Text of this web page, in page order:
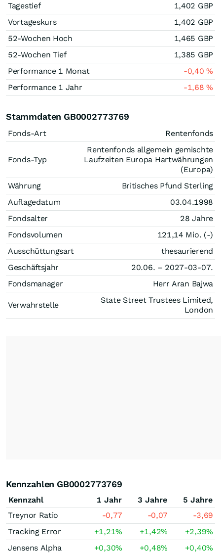
Tagestief 1,402 GBP
Vortageskurs
1,402 GBP
52-Wochen Hoch
1,465 GBP
52-Wochen Tief
1,385 GBP
Performance 1 Monat
-0,40%
Performance 1 Jahr
-1,68%
Stammdaten GB0002773769
Fonds-Art Rentenfonds
Fonds-Typ
Rentenfonds allgemein gemischte
Laufzeiten Europa Hartwährungen
(Europa)
Währung
Britisches Pfund Sterling
Auflagedatum
03.04.1998
Fondsalter
28 Jahre
Fondsvolumen
121,14 Mio. (-)
Ausschüttungsart
thesaurierend
Geschäftsjahr
20.06. – 2027-03-07.
Fondsmanager
Herr Aran Bajwa
Verwahrstelle
State Street Trustees Limited,
London
Kennzahlen GB0002773769
Kennzahl 1 Jahr 3 Jahre
5 Jahre
Treynor Ratio
-0,77 -0,07
-3,69
Tracking Error
+1,21% +1,42% +2,39%
Jensens Alpha
+0,30% +0,48% +0,40%